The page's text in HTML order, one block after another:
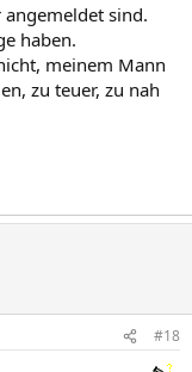
sind.
haben.
meinem Mann
zu teuer, zu nah
#18